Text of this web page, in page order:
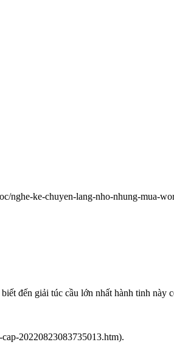
nghe-ke-chuyen-lang-nho-nhung-mua-
đến giải túc cầu lớn nhất hành tinh
20220823083735013.htm).